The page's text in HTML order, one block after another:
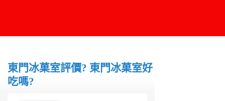
東門冰菓室評價? 東門冰菓室好
吃嗎?